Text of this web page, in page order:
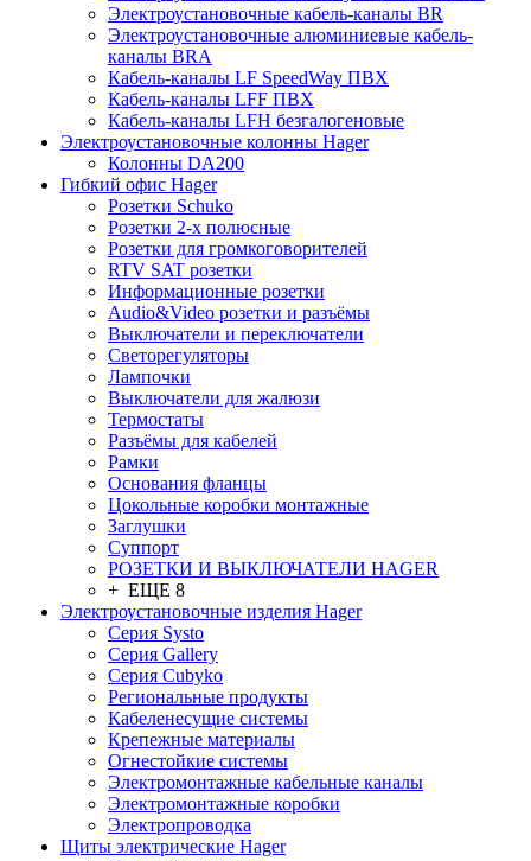
Электроустановочные кабель-каналы BR
Электроустановочные алюминиевые кабель-
каналы BRA
Кабель-каналы LF SpeedWay ПВХ
Кабель-каналы LFF ПВХ
Кабель-каналы LFH безгалогеновые
Электроустановочные колонны Hager
Колонны DA200
Гибкий офис Hager
Розетки Schuko
Розетки 2-х полюсные
Розетки для громкоговорителей
RTV SAT розетки
Информационные розетки
Audio&Video розетки и разъёмы
Выключатели и переключатели
Светорегуляторы
Лампочки
Выключатели для жалюзи
Термостаты
Разъёмы для кабелей
Рамки
Основания фланцы
Цокольные коробки монтажные
Заглушки
Суппорт
РОЗЕТКИ И ВЫКЛЮЧАТЕЛИ HAGER
+ ЕЩЕ 8
Электроустановочные изделия Hager
Серия Systo
Серия Gallery
Серия Cubyko
Региональные продукты
Кабеленесущие системы
Крепежные материалы
Огнестойкие системы
Электромонтажные кабельные каналы
Электромонтажные коробки
Электропроводка
Щиты электрические Hager